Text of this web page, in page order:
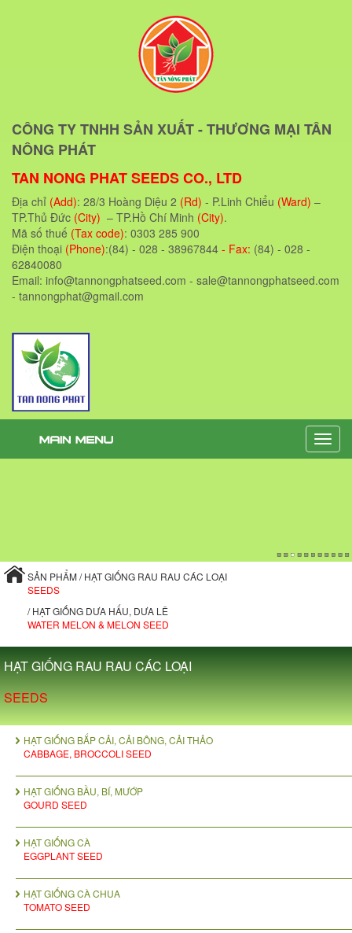
CÔNG TY TNHH SẢN XUẤT - THƯƠNG MẠI TÂN
NÔNG PHÁT
TAN NONG PHAT SEEDS CO., LTD
Địa chỉ (Add): 28/3 Hoàng Diệu 2 (Rd) - P.Linh Chiểu (Ward) –
TP.Thủ Đức (City) – TP.Hồ Chí Minh (City).
Mã số thuế (Tax code): 0303 285 900
Điện thoại (Phone):(84) - 028 - 38967844 - Fax: (84) - 028 -
62840080
Email: info@tannongphatseed.com - sale@tannongphatseed.com
- tannongphat@gmail.com
Toggle
SẢN PHẨM / HẠT GIỐNG RAU RAU CÁC LOẠI
SEEDS
/ HẠT GIỐNG DƯA HẤU, DƯA LÊ
WATER MELON & MELON SEED
HẠT GIỐNG RAU RAU CÁC LOẠI
SEEDS
HẠT GIỐNG BẮP CẢI, CẢI BÔNG, CẢI THẢO
CABBAGE, BROCCOLI SEED
HẠT GIỐNG BẦU, BÍ, MƯỚP
GOURD SEED
HẠT GIỐNG CÀ
EGGPLANT SEED
HẠT GIỐNG CÀ CHUA
TOMATO SEED